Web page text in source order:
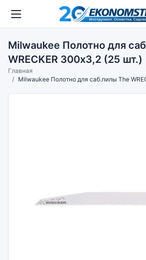
Milwaukee Полотно для
WRECKER 300х3,2 (25 шт.)
Главная
Milwaukee Полотно для саб.пилы The WRECKER